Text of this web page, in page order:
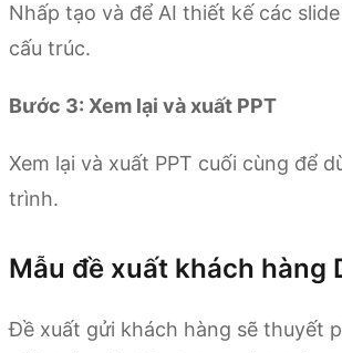
Nhấp tạo và để AI thiết kế các
cấu trúc.
Bước 3: Xem lại và xuất PPT
Xem lại và xuất PPT cuối cùng để
trình.
Mẫu đề xuất khách hàng
Đề xuất gửi khách hàng sẽ thuyết